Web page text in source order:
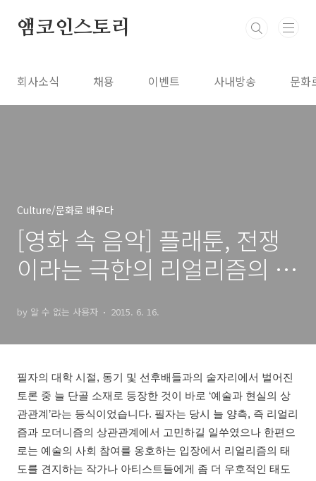
앰코인스토리
회사소식 채용 이벤트 사내방송 문화
Culture/문화로 배우다
[영화 속 음악] 플래툰, 전쟁
이라는 극한의 리얼리즘의 정
by 알 수 없는 사용자 2015. 6. 16.
필자의 대학 시절, 동기 및 선후배들과의 술자리에서 벌어진
토론 중 늘 단골 소재로 등장한 것이 바로 ‘예술과 현실의 상
관관계’라는 등식이었습니다. 필자는 당시 늘 양측, 즉 리얼리
즘과 모더니즘의 상관관계에서 고민하길 일쑤였으나 한편으
로는 예술의 사회 참여를 옹호하는 입장에서 리얼리즘의 태
도를 견지하는 작가나 아티스트들에게 좀 더 우호적인 태도